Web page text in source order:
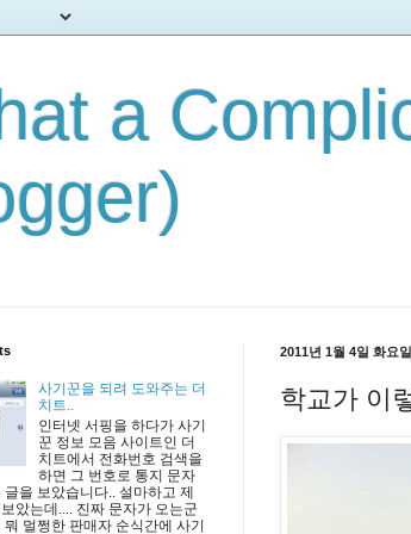
a
2011년 1월 4일 화요일
학교가 이
사기꾼을 되려 도와주는 더
치트..
인터넷 서핑을 하다가 사기
꾼 정보 모음 사이트인 더
치트에서 전화번호 검색을
하면 그 번호로 통지 문자
글을 보았습니다.. 설마하고 제
았는데.... 진짜 문자가 오는군
뭐 멀쩡한 판매자 순식간에 사기